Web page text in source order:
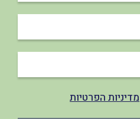
מדיניות הפרטיות